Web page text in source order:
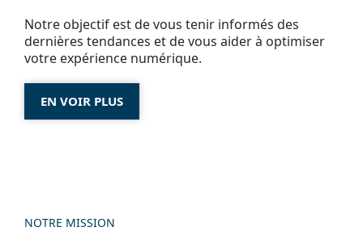
Notre objectif est de vous tenir informés des
dernières tendances et de vous aider à optimiser
votre expérience numérique.
EN VOIR PLUS
NOTRE MISSION